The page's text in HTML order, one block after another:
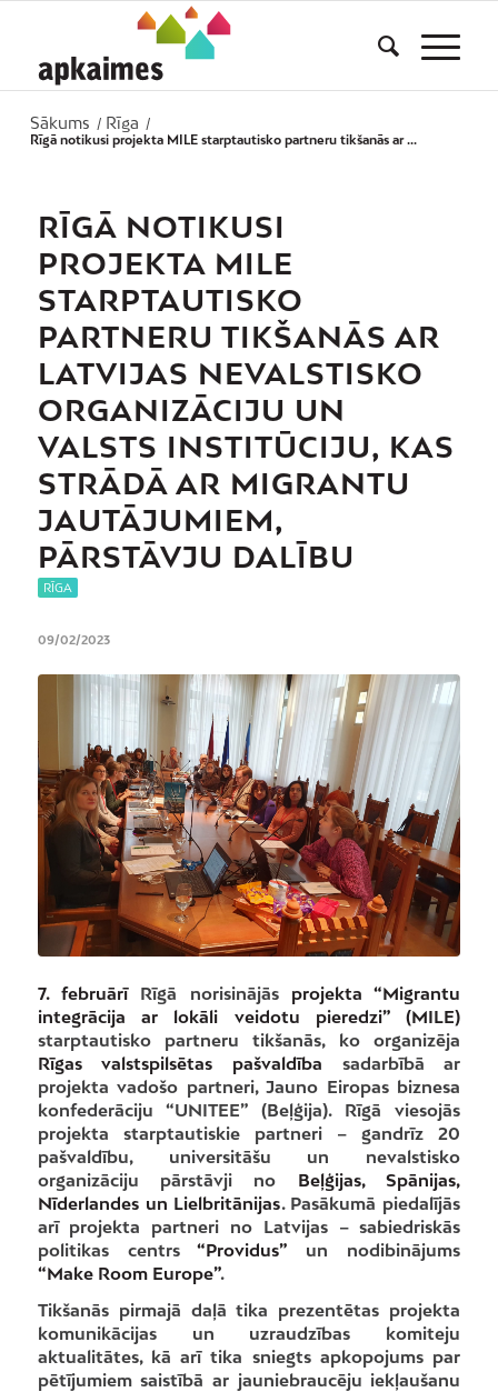
Sākums / Rīga
/
Rīgā notikusi projekta MILE starptautisko partneru tikšanās ar ...
RĪGĀ NOTIKUSI
PROJEKTA MILE
STARPTAUTISKO
PARTNERU TIKŠANĀS AR
LATVIJAS NEVALSTISKO
ORGANIZĀCIJU UN
VALSTS INSTITŪCIJU, KAS
STRĀDĀ AR MIGRANTU
JAUTĀJUMIEM,
PĀRSTĀVJU DALĪBU
RĪGA
09/02/2023
7. februārīRīgā norisinājās projekta
“Migrantu
integrācija ar lokāli veidotu pieredzi” (MILE)
starptautisko partneru tikšanās, ko organizēja
Rīgas valstspilsētas pašvaldība sadarbībā ar
projekta vadošo partneri, Jauno Eiropas biznesa
konfederāciju “UNITEE” (Beļģija). Rīgā viesojās
projekta starptautiskie partneri – gandrīz 20
pašvaldību, universitāšu un nevalstisko
organizāciju pārstāvji no Beļģijas, Spānijas,
Nīderlandes un Lielbritānijas. Pasākumā piedalījās
arī projekta partneri no Latvijas – sabiedriskās
politikas centrs“Providus” un nodibinājums
“Make Room Europe”.
Tikšanās pirmajā daļā tika prezentētas projekta
komunikācijas un uzraudzības komiteju
aktualitātes, kā arī tika sniegts apkopojums par
pētījumiem saistībā ar jauniebraucēju iekļaušanu